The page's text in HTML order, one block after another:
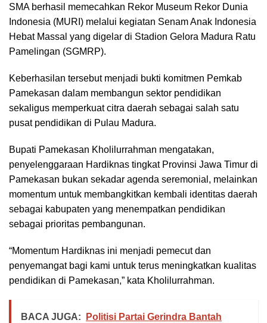
SMA berhasil memecahkan Rekor Museum Rekor Dunia
Indonesia (MURI) melalui kegiatan Senam Anak Indonesia
Hebat Massal yang digelar di Stadion Gelora Madura Ratu
Pamelingan (SGMRP).
Keberhasilan tersebut menjadi bukti komitmen Pemkab
Pamekasan dalam membangun sektor pendidikan
sekaligus memperkuat citra daerah sebagai salah satu
pusat pendidikan di Pulau Madura.
Bupati Pamekasan Kholilurrahman mengatakan,
penyelenggaraan Hardiknas tingkat Provinsi Jawa Timur di
Pamekasan bukan sekadar agenda seremonial, melainkan
momentum untuk membangkitkan kembali identitas daerah
sebagai kabupaten yang menempatkan pendidikan
sebagai prioritas pembangunan.
“Momentum Hardiknas ini menjadi pemecut dan
penyemangat bagi kami untuk terus meningkatkan kualitas
pendidikan di Pamekasan,” kata Kholilurrahman.
BACA JUGA:
Politisi Partai Gerindra Bantah